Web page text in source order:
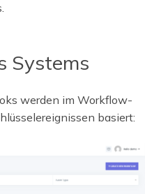
Systems
werden im Workflow-
basiert: